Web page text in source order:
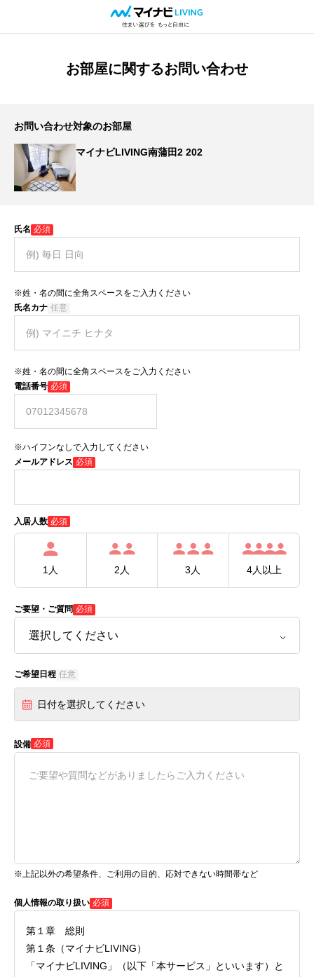
お部屋に関するお問い合わせ
お問い合わせ対象のお部屋
マイナビLIVING南蒲田2 202
氏名 必須
※姓・名の間に全角スペースをご入力ください
氏名カナ 任意
※姓・名の間に全角スペースをご入力ください
電話番号 必須
※ハイフンなしで入力してください
メールアドレス 必須
入居人数 必須
1人 2人 3人 4人以上
ご要望・ご質問 必須
ご希望日程 任意
日付を選択してください
設備 必須
※上記以外の希望条件、ご利用の目的、応対できない時間帯など
個人情報の取り扱い 必須
第１章 総則
第１条（マイナビLIVING）
「マイナビLIVING」（以下「本サービス」といいます）と